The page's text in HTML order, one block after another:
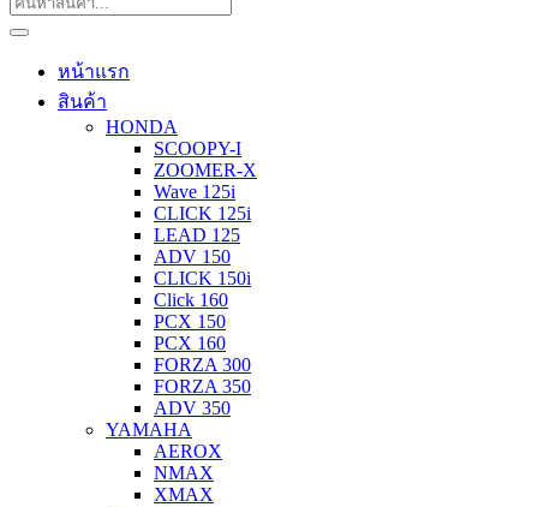
หน้าแรก
สินค้า
HONDA
SCOOPY-I
ZOOMER-X
Wave 125i
CLICK 125i
LEAD 125
ADV 150
CLICK 150i
Click 160
PCX 150
PCX 160
FORZA 300
FORZA 350
ADV 350
YAMAHA
AEROX
NMAX
XMAX